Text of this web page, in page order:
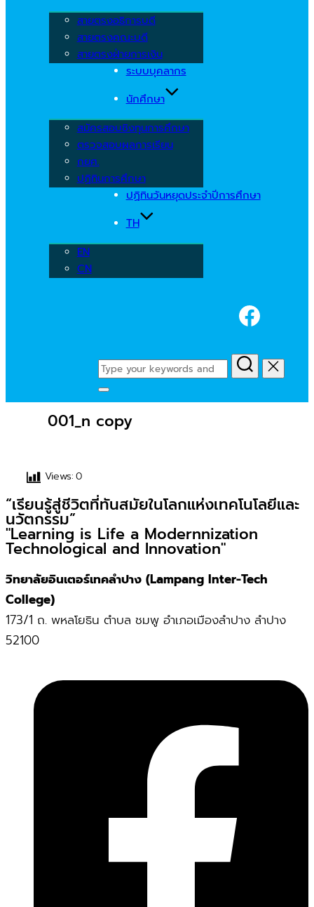
สายตรงอธิการบดี
สายตรงคณะบดี
สายตรงฝ่ายการเงิน
ระบบบุคลากร
นักศึกษา
สมัครสอบชิงทุนการศึกษา
ตรวจสอบผลการเรียน
กยศ.
ปฏิทินการศึกษา
ปฏิทินวันหยุดประจำปีการศึกษา
TH
EN
CN
Search
for:
Toggle
&
001_n copy
Views:0
“เรียนรู้สู่ชีวิตที่ทันสมัยในโลกแห่งเทคโนโลยีและ
นวัตกรรม”
"Learning is Life a Modernnization
Technological and Innovation"
วิทยาลัยอินเตอร์เทคลำปาง (Lampang Inter-Tech
College)
173/1 ถ. พหลโยธิน ตำบล ชมพู อำเภอเมืองลำปาง ลำปาง
52100